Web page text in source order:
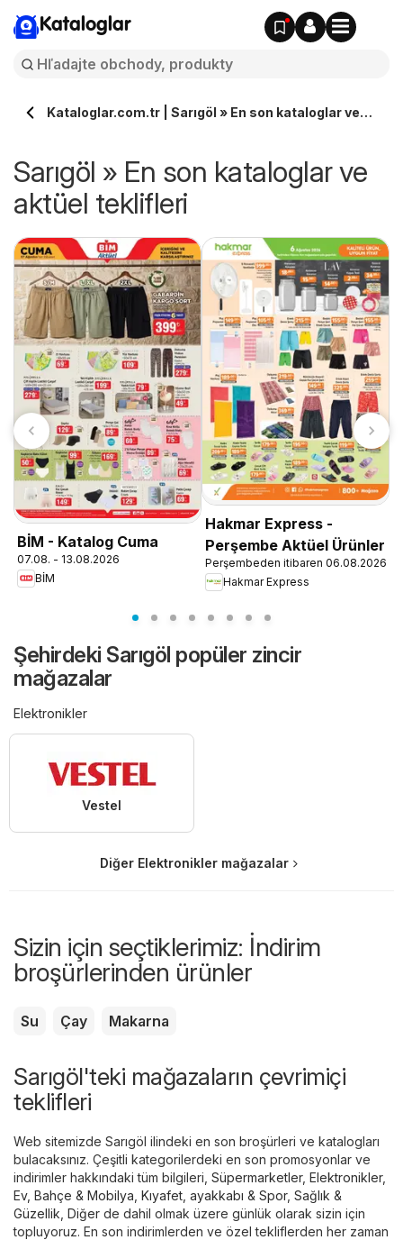
Kataloglar
Kataloglar.com.tr | Sarıgöl » En son kataloglar ve
Sarıgöl » En son kataloglar ve
aktüel teklifleri
BİM - Katalog Cuma
07.08. - 13.08.2026
BİM
Hakmar Express -
Perşembe Aktüel Ürünler
Perşembeden itibaren 06.08.2026
Hakmar Express
Şehirdeki Sarıgöl popüler zincir
mağazalar
Elektronikler
Vestel
Diğer Elektronikler mağazalar
Sizin için seçtiklerimiz: İndirim
broşürlerinden ürünler
Su Çay Makarna
Sarıgöl'teki mağazaların çevrimiçi
teklifleri
Web sitemizde Sarıgöl ilindeki en son broşürleri ve katalogları
bulacaksınız. Çeşitli kategorilerdeki en son promosyonlar ve
indirimler hakkındaki tüm bilgileri, Süpermarketler, Elektronikler,
Ev, Bahçe & Mobilya Kıyafet, ayakkabı & Spor, Sağlık &
Güzellik Diğer de dahil olmak üzere günlük olarak sizin için
topluyoruz. En son indirimlerden ve özel tekliflerden her zaman